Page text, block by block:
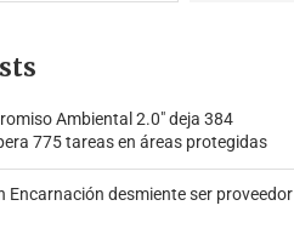
Ambiental 2.0″ deja 384
775 tareas en áreas protegidas
Encarnación desmiente ser proveedor